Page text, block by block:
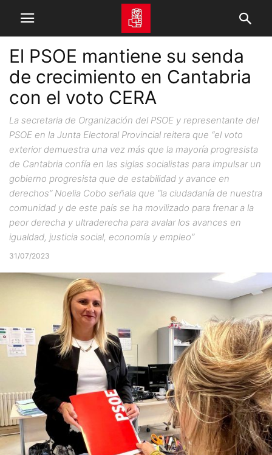
El PSOE mantiene su senda
de crecimiento en Cantabria
con el voto CERA
La secretaria de Organización del PSOE y representante del
PSOE en la Junta Electoral Provincial reitera que “el voto
exterior demuestra una vez más que la mayoría progresista
de Cantabria confía en las siglas socialistas para impulsar un
gobierno progresista que de estabilidad y avance en
derechos” Noelia Cobo señala que “la ciudadanía de nuestra
comunidad y de este país se ha movilizado para frenar a la
peor derecha y ultraderecha para avalar los avances en
igualdad, justicia social, economía y empleo”
31/07/2023